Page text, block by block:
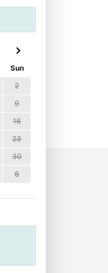
Sun
2
9
16
23
30
6